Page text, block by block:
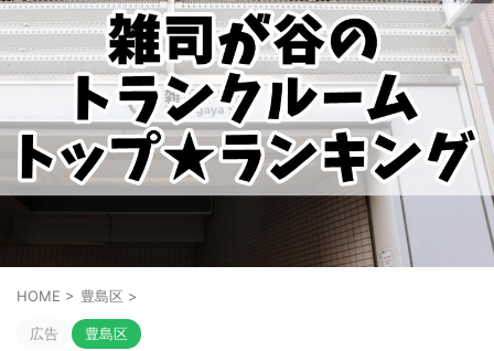
HOME > 豊島区 >
広告 豊島区